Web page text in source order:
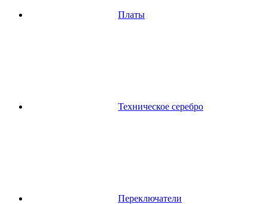
Платы
Техническое серебро
Переключатели